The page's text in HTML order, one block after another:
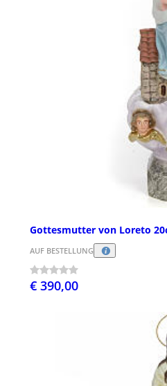
Gottesmutter von Loreto
AUF BESTELLUNG
€ 390,00